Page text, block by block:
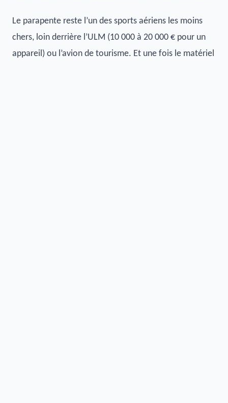
Le parapente reste l’un des sports aériens les moins
chers, loin derrière l’ULM (10 000 à 20 000 € pour un
appareil) ou l’avion de tourisme. Et une fois le matériel